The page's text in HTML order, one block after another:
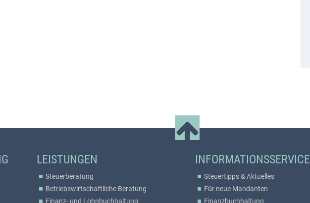
LEISTUNGEN
Steuerberatung
Betriebswirtschaftliche Beratung
Finanz- und Lohnbuchhaltung
INFORMATIONSSERVICE
Steuertipps & Aktuelles
Für neue Mandanten
Finanzbuchhaltung